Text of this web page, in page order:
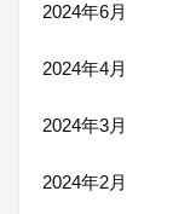
2024年6月
2024年4月
2024年3月
2024年2月